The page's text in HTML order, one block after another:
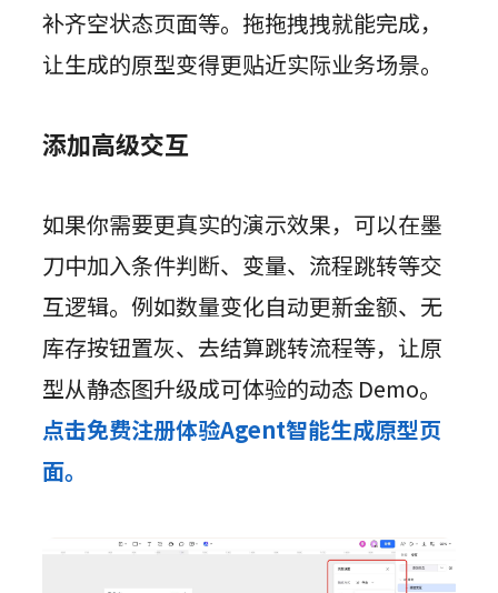
补齐空状态页面等。拖拖拽拽就能完成，
让生成的原型变得更贴近实际业务场景。
添加高级交互
如果你需要更真实的演示效果，可以在墨
刀中加入条件判断、变量、流程跳转等交
互逻辑。例如数量变化自动更新金额、无
库存按钮置灰、去结算跳转流程等，让原
型从静态图升级成可体验的动态 Demo。
点击免费注册体验Agent智能生成原型页
面。